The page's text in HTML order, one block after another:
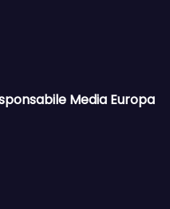
Media Europa